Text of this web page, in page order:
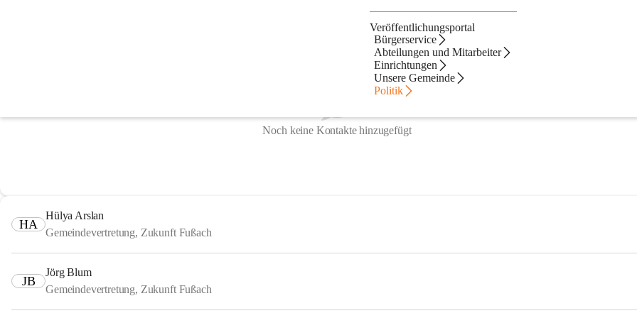
Veröffentlichungsportal
Bürgerservice
Abteilungen und Mitarbeiter
Einrichtungen
Unsere Gemeinde
Politik
Noch keine Kontakte hinzugefügt
HA
Hülya Arslan
Gemeindevertretung, Zukunft Fußach
JB
Jörg Blum
Gemeindevertretung, Zukunft Fußach